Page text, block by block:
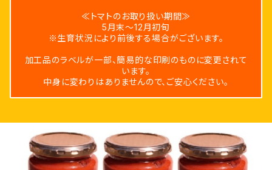
≪トマトのお取り扱い期間≫
5月末～12月初旬
※生育状況により前後する場合がございます。
加工品のラベルが一部、簡易的な印刷のものに変更されて
います。
中身に変わりはありませんので、ご安心ください。